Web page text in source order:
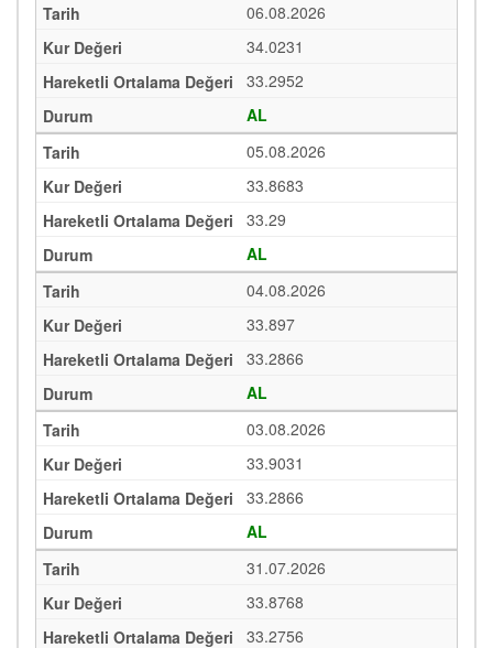
06.08.2026
34.0231
33.2952
AL
05.08.2026
33.8683
33.29
AL
04.08.2026
33.897
33.2866
AL
03.08.2026
33.9031
33.2866
AL
31.07.2026
33.8768
33.2756